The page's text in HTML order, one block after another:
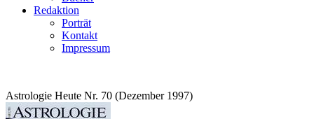
Redaktion
Porträt
Kontakt
Impressum
Astrologie Heute Nr. 70 (Dezember 1997)